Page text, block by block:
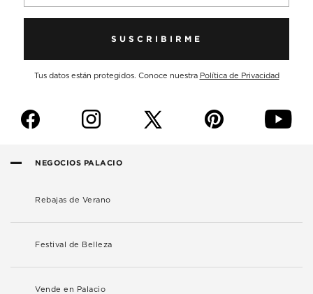
SUSCRIBIRME
Tus datos están protegidos. Conoce nuestra Política de Privacidad
f i p y
NEGOCIOS PALACIO
Rebajas de Verano
Festival de Belleza
Vende en Palacio